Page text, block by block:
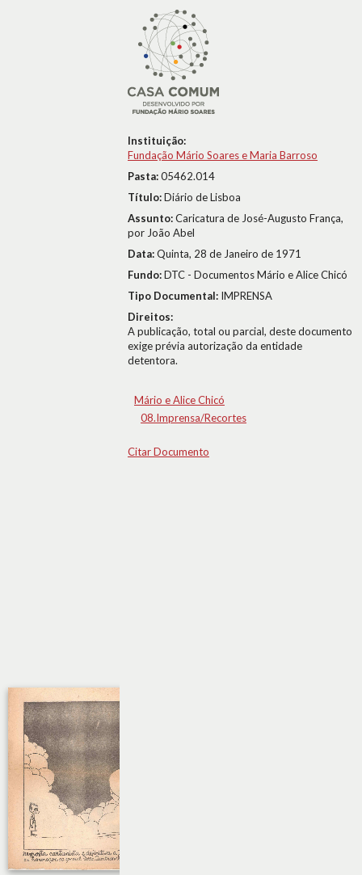
Instituição:
Fundação Mário Soares e Maria Barroso
Pasta:05462.014
Título:Diário de Lisboa
Assunto:Caricatura de José-Augusto França,
por João Abel
Data:Quinta, 28 de Janeiro de 1971
Fundo:DTC - Documentos Mário e Alice Chicó
Tipo Documental: IMPRENSA
Direitos:
A publicação, total ou parcial, deste documento
exige prévia autorização da entidade
detentora.
Mário e Alice Chicó
08.Imprensa/Recortes
Citar Documento